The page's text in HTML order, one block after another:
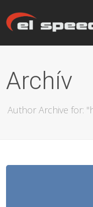
Archív
Author Archive for: